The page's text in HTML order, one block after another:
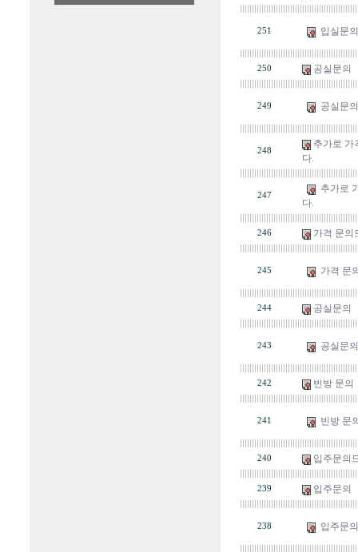
251 입실문
250 공실문의
249 공실문의
248
추가로 가
다.
247
추가로
다.
246 가격 문의
245 가격 문
244 공실문의
243 공실문의
242 빈방 문의
241 빈방 문
240 입주문의
239 입주문의
238 입주문의